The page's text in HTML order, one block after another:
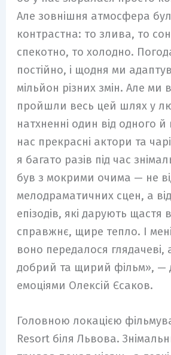
Але зовнішня атмосфера
контрастна: то злива, то
спекотно, то холодно.
постійно, і щодня ми
мільйон різних змін. Але ми
пройшли весь цей шлях у
натхненні один від одного й
нас прекрасні актори та
я багато разів під час
був з мокрими очима — не
мелодраматичних сцен, а
епізодів, які дарують щастя
справжнє, щире тепло. І
воно передалося
добрий та щирий фільм», —
емоціями Олексій Єсаков.
Головною локацією
Resort біля Львова.